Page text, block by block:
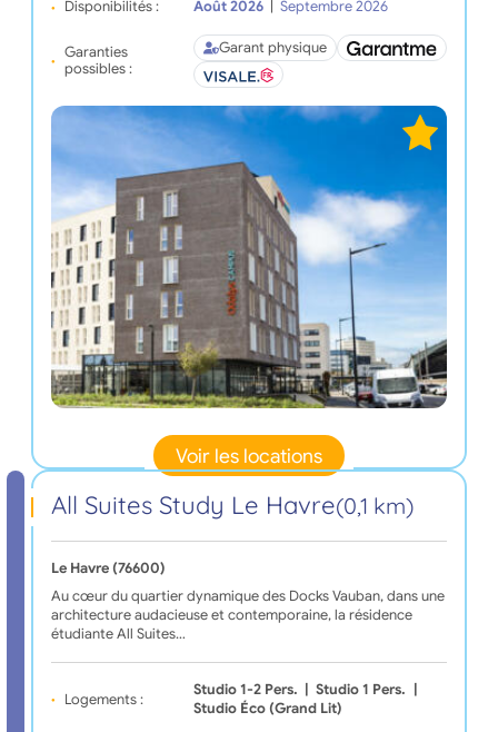
Disponibilités : Août 2026 Septembre 2026
Garanties
possibles :
Garant physique
Voir les locations
All Suites Study Le Havre(0,1 km)
Le Havre (76600)
Au cœur du quartier dynamique des Docks Vauban, dans une
architecture audacieuse et contemporaine, la résidence
étudiante All Suites…
Logements :
Studio 1-2 Pers. Studio 1 Pers.
Studio Éco (grand Lit)